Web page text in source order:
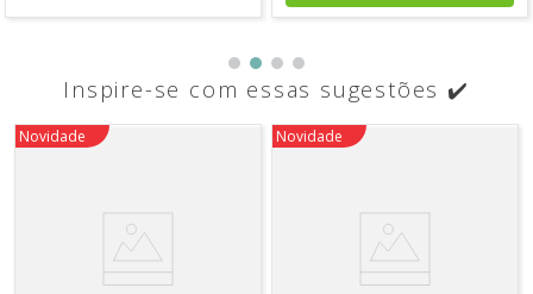
Inspire-se com essas sugestões ✔️
Novidade Novidade